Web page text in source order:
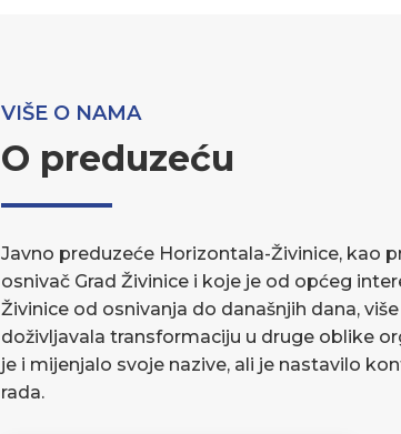
VIŠE O NAMA
O preduzeću
Javno preduzeće Horizontala-Živinice, kao
osnivač Grad Živinice i koje je od općeg
Živinice od osnivanja do današnjih dana,
doživljavala transformaciju u druge oblike
je i mijenjalo svoje nazive, ali je nastavilo
rada.